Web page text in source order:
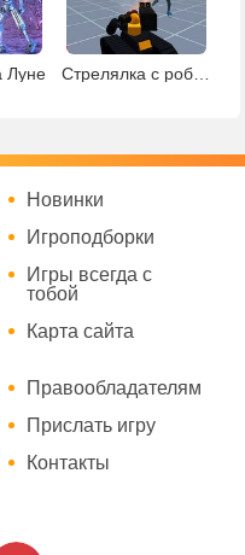
Луне Стрелялка с роботами
Новинки
Игроподборки
Игры всегда с
тобой
Карта сайта
Правообладателям
Прислать игру
Контакты